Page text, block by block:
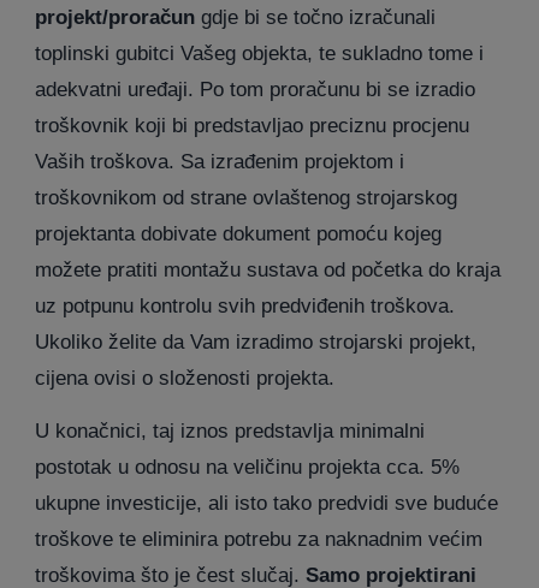
projekt/proračun gdje bi se točno izračunali
toplinski gubitci Vašeg objekta, te sukladno tome i
adekvatni uređaji. Po tom proračunu bi se izradio
troškovnik koji bi predstavljao preciznu procjenu
Vaših troškova. Sa izrađenim projektom i
troškovnikom od strane ovlaštenog strojarskog
projektanta dobivate dokument pomoću kojeg
možete pratiti montažu sustava od početka do kraja
uz potpunu kontrolu svih predviđenih troškova.
Ukoliko želite da Vam izradimo strojarski projekt,
cijena ovisi o složenosti projekta.
U konačnici, taj iznos predstavlja minimalni
postotak u odnosu na veličinu projekta cca. 5%
ukupne investicije, ali isto tako predvidi sve buduće
troškove te eliminira potrebu za naknadnim većim
troškovima što je čest slučaj. Samo projektirani